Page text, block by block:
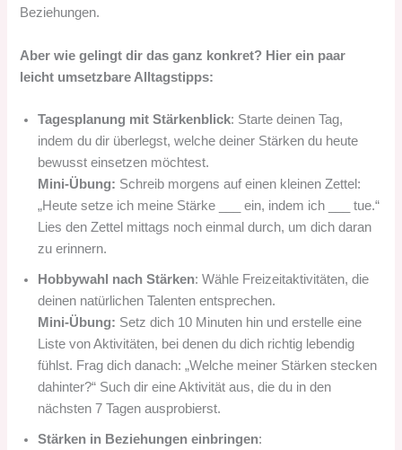
Beziehungen.
Aber wie gelingt dir das ganz konkret? Hier ein paar
leicht umsetzbare Alltagstipps:
Tagesplanung mit Stärkenblick: Starte deinen Tag,
indem du dir überlegst, welche deiner Stärken du heute
bewusst einsetzen möchtest.
Mini-Übung: Schreib morgens auf einen kleinen Zettel:
„Heute setze ich meine Stärke ___ ein, indem ich ___ tue.“
Lies den Zettel mittags noch einmal durch, um dich daran
zu erinnern.
Hobbywahl nach Stärken: Wähle Freizeitaktivitäten, die
deinen natürlichen Talenten entsprechen.
Mini-Übung: Setz dich 10 Minuten hin und erstelle eine
Liste von Aktivitäten, bei denen du dich richtig lebendig
fühlst. Frag dich danach: „Welche meiner Stärken stecken
dahinter?“ Such dir eine Aktivität aus, die du in den
nächsten 7 Tagen ausprobierst.
Stärken in Beziehungen einbringen: